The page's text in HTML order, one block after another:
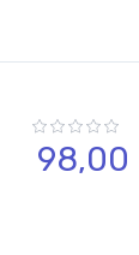
98,00